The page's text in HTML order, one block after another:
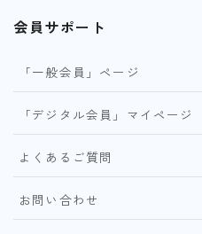
会員サポート
「一般会員」ページ
「デジタル会員」マイページ
よくあるご質問
お問い合わせ